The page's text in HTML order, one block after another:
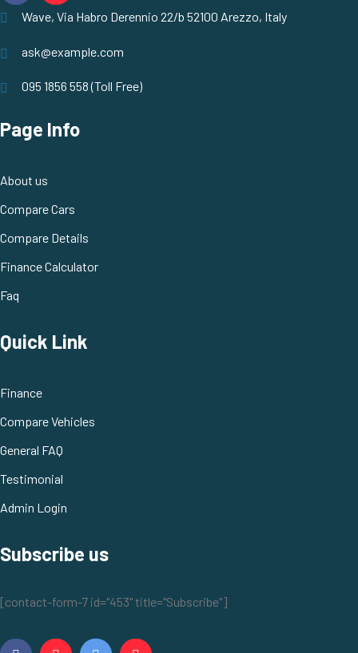
Wave, Via Habro Derennio 22/b 52100 Arezzo, Italy
ask@example.com
095 1856 558 (Toll Free)
Page Info
About us
Compare Cars
Compare Details
Finance Calculator
Faq
Quick Link
Finance
Compare Vehicles
General FAQ
Testimonial
Admin Login
Subscribe us
[contact-form-7 id="453" title="Subscribe"]